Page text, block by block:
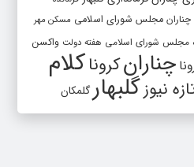
مجلس شورای اسلامی مسکن مهر
مجلس شورای اسلامی هفته دولت واکسن
چنارانکروناکلام
نیوزگلبهارگلمکان